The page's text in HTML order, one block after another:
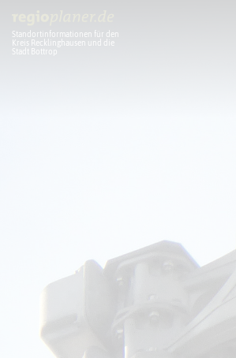
Standortinformationen für den
Kreis Recklinghausen und die
Stadt Bottrop